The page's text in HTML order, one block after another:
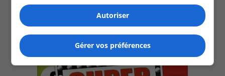
Autoriser
Gérer vos préférences